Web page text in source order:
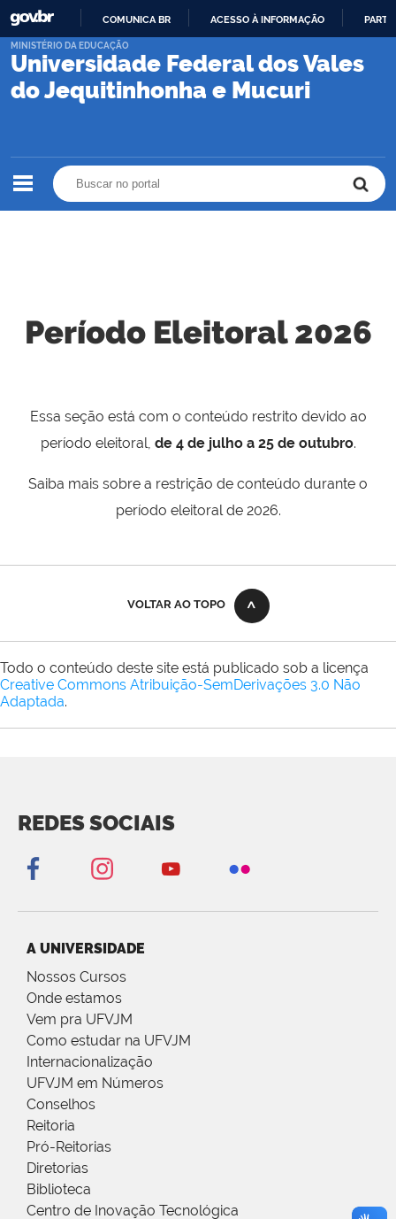
PARA
CONTEÚDO
COMUNICA BR ACESSO À INFORMAÇÃO
Universidade Federal dos Vales
do Jequitinhonha e Mucuri
MINISTÉRIO DA EDUCAÇÃO
Período Eleitoral 2026
Essa seção está com o conteúdo restrito devido ao
período eleitoral, de 4 de julho a 25 de outubro.
Saiba mais sobre a restrição de conteúdo durante o
período eleitoral de 2026.
VOLTAR AO TOPO
Todo o conteúdo deste site está publicado sob a licença
Creative Commons Atribuição-SemDerivações 3.0 Não
Adaptada.
REDES SOCIAIS
A UNIVERSIDADE
Nossos Cursos
Onde estamos
Vem pra UFVJM
Como estudar na UFVJM
Internacionalização
UFVJM em Números
Conselhos
Reitoria
Pró-Reitorias
Diretorias
Biblioteca
Centro de Inovação Tecnológica